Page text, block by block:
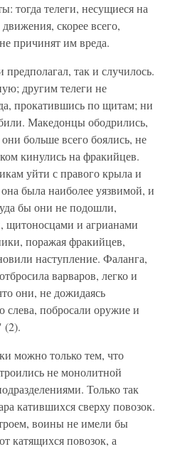
тогда телеги, несущиеся на
скорее всего,
причинят им вреда.
так и случилось.
другим телеги не
прокатившись по щитам; ни
Македонцы ободрились,
больше всего боялись, не
кинулись на фракийцев.
уйти с правого крыла и
была наиболее уязвимой, и
бы они не подошли,
щитоносцами и агрианами
поражая фракийцев,
наступление. Фаланга,
варваров, легко и
они, не дожидаясь
слева, побросали оружие и
(2).
можно только тем, что
не монолитной
Только так
катившихся сверху повозок.
воины не имели бы
катящихся повозок, а